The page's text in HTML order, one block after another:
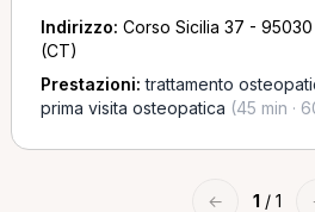
Indirizzo: Corso Sicilia 37 -
(CT)
Prestazioni:trattamento
prima visita osteopatica (45 min ·
← 1 / 1